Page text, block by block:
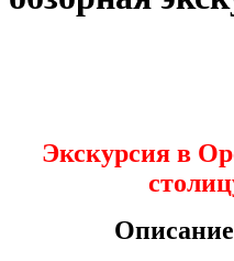
Экскурсия в